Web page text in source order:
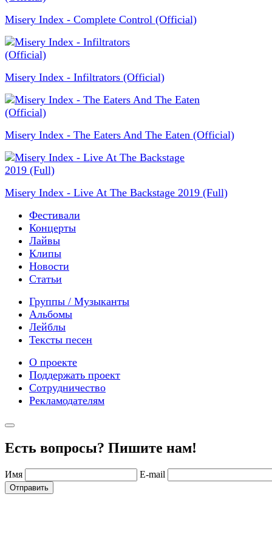
Misery Index - Complete Control (Official)
Misery Index - Infiltrators (Official)
Misery Index - The Eaters And The Eaten (Official)
Misery Index - Live At The Backstage 2019 (Full)
Фестивали
Концерты
Лайвы
Клипы
Новости
Статьи
Группы / Музыканты
Альбомы
Лейблы
Тексты песен
О проекте
Поддержать проект
Сотрудничество
Рекламодателям
Есть вопросы? Пишите нам!
Имя E-mail